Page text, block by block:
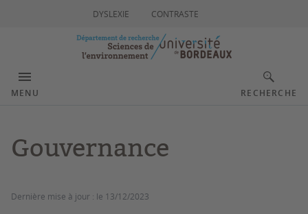
DYSLEXIE CONTRASTE
MENU RECHERCHE
Gouvernance
Dernière mise à jour : le 13/12/2023